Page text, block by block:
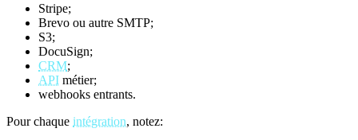
Stripe;
Brevo ou autre SMTP;
S3;
DocuSign;
CRM;
API métier;
webhooks entrants.
Pour chaque intégration, notez: